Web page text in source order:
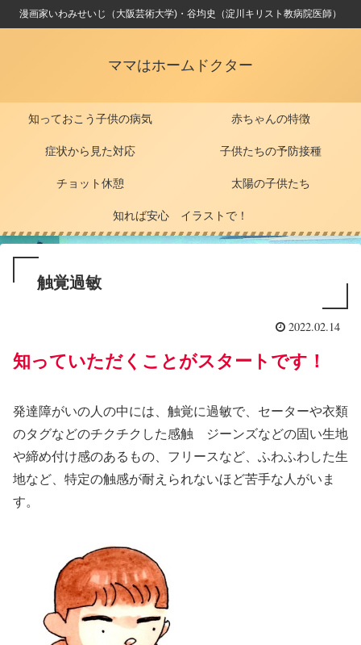
漫画家いわみせいじ（大阪芸術大学)・谷均史（淀川キリスト教病院医師）
ママはホームドクター
知っておこう子供の病気 赤ちゃんの特徴
症状から見た対応 子供たちの予防接種
チョット休憩 太陽の子供たち
知れば安心 イラストで！
触覚過敏
2022.02.14
知っていただくことがスタートです！
発達障がいの人の中には、触覚に過敏で、セーターや衣類
のタグなどのチクチクした感触 ジーンズなどの固い生地
や締め付け感のあるもの、フリースなど、ふわふわした生
地など、特定の触感が耐えられないほど苦手な人がいま
す。